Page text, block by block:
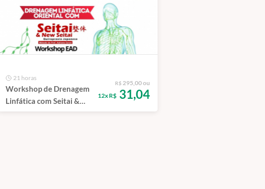
21 horas
Workshop de Drenagem
Linfática com Seitai &
New Seitai
R$ 295,00 ou
12x R$31,04